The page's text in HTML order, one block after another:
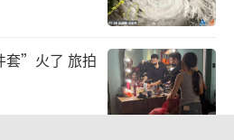
套”火了 旅拍